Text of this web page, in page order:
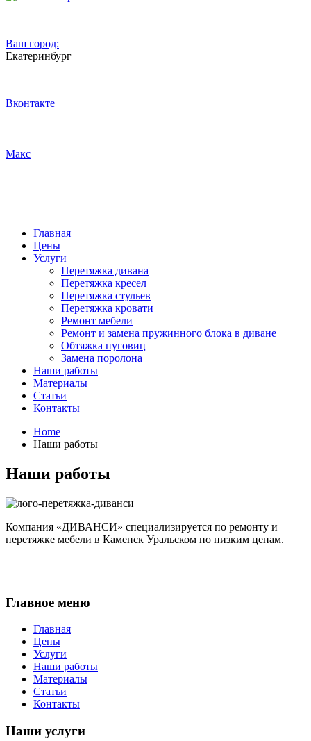
Ваш город:
Екатеринбург
Вконтакте
Макс
Главная
Цены
Услуги
Перетяжка дивана
Перетяжка кресел
Перетяжка стульев
Перетяжка кровати
Ремонт мебели
Ремонт и замена пружинного блока в диване
Обтяжка пуговиц
Замена поролона
Наши работы
Материалы
Статьи
Контакты
Home
Наши работы
Наши работы
Компания «ДИВАНСИ» специализируется по ремонту и
перетяжке мебели в Каменск Уральском по низким ценам.
Главное меню
Главная
Цены
Услуги
Наши работы
Материалы
Статьи
Контакты
Наши услуги